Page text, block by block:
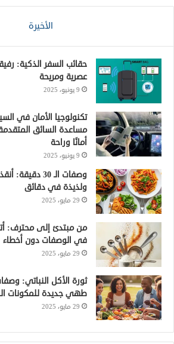
الأخيرة
حقائب السفر الذكية:
عصرية ومريحة
9 يونيو، 2025
تكنولوجيا الأمان في
أمانًا وراحة
9 يونيو، 2025
وصفات الـ 30
ولذيذة في دقائق
29 مايو، 2025
من مبتدئ إلى محترف:
في الوصفات دون أخطاء
29 مايو، 2025
ثورة الأكل النباتي:
طهي جديدة للمكونات
29 مايو، 2025